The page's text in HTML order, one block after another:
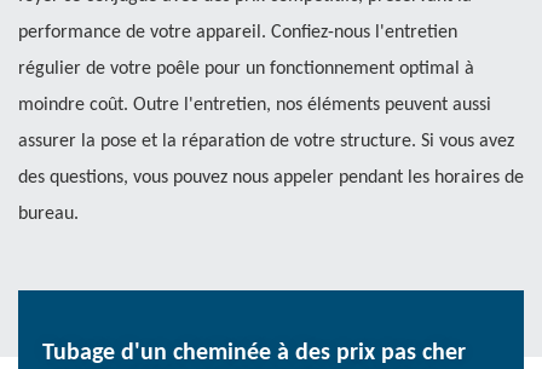
performance de votre appareil. Confiez-nous l'entretien
régulier de votre poêle pour un fonctionnement optimal à
moindre coût. Outre l'entretien, nos éléments peuvent aussi
assurer la pose et la réparation de votre structure. Si vous avez
des questions, vous pouvez nous appeler pendant les horaires de
bureau.
Tubage d'un cheminée à des prix pas cher